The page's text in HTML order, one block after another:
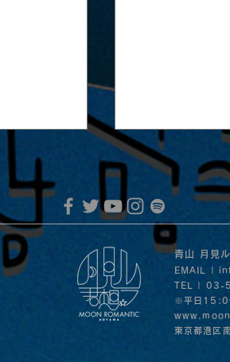
青山 月見
EMAIL |
TEL |
※平日
東京都港